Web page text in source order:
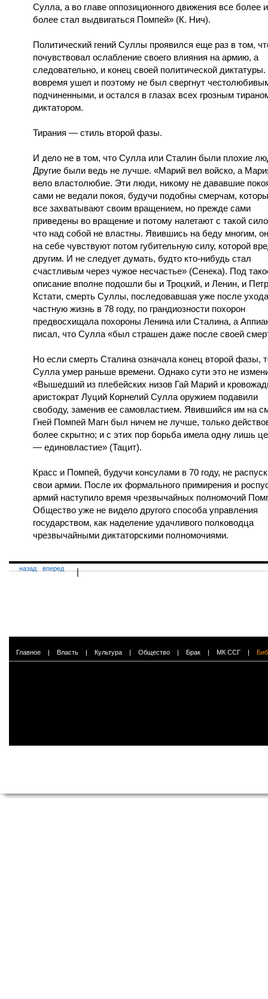
Сулла, а во главе оппозиционного движения все более и
более стал выдвигаться Помпей» (К. Нич).
Политический гений Суллы проявился еще раз в том,
почувствовал ослабление своего влияния на армию, а
следовательно, и конец своей политической
вовремя ушел и поэтому не был свергнут
подчиненными, и остался в глазах всех грозным
диктатором.
Тирания — стиль второй фазы.
И дело не в том, что Сулла или Сталин были плохие
Другие были ведь не лучше. «Марий вел войско, а
вело властолюбие. Эти люди, никому не дававшие
сами не ведали покоя, будучи подобны смерчам,
все захватывают своим вращением, но прежде сами
приведены во вращение и потому налетают с такой
что над собой не властны. Явившись на беду многим,
на себе чувствуют потом губительную силу, которой
другим. И не следует думать, будто кто-нибудь стал
счастливым через чужое несчастье» (Сенека). Под
описание вполне подошли бы и Троцкий, и Ленин, и
Кстати, смерть Суллы, последовавшая уже после
частную жизнь в 78 году, по грандиозности похорон
предвосхищала похороны Ленина или Сталина, а
писал, что Сулла «был страшен даже после своей
Но если смерть Сталина означала конец второй фазы,
Сулла умер раньше времени. Однако сути это не
«Вышедший из плебейских низов Гай Марий и
аристократ Луций Корнелий Сулла оружием подавили
свободу, заменив ее самовластием. Явившийся им на
Гней Помпей Магн был ничем не лучше, только
более скрытно; и с этих пор борьба имела одну лишь
— единовластие» (Тацит).
Красс и Помпей, будучи консулами в 70 году, не
свои армии. После их формального примирения и
армий наступило время чрезвычайных полномочий
Общество уже не видело другого способа управления
государством, как наделение удачливого полководца
чрезвычайными диктаторскими полномочиями.
назад |
вперед
Главное | Власть | Культура | Общество | Брак | МК ССГ |